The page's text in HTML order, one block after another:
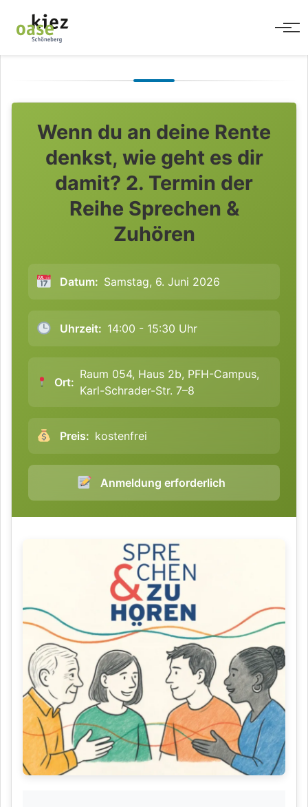
Wenn du an deine Rente
denkst, wie geht es dir
damit? 2. Termin der
Reihe Sprechen &
Zuhören
Datum: Samstag, 6. Juni 2026
Uhrzeit: 14:00 - 15:30 Uhr
Ort:
Raum 054, Haus 2b, PFH-Campus,
Karl-Schrader-Str. 7–8
Preis: kostenfrei
Anmeldung erforderlich